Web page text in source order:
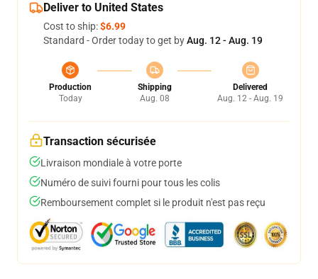
Deliver to United States
Cost to ship:$6.99
Standard - Order today to get byAug. 12 - Aug. 19
Production
Today
Shipping
Aug. 08
Delivered
Aug. 12 - Aug. 19
Transaction sécurisée
Livraison mondiale à votre porte
Numéro de suivi fourni pour tous les colis
Remboursement complet si le produit n'est pas reçu